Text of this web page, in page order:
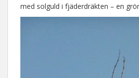
med solguld i fjäderdräkten – en